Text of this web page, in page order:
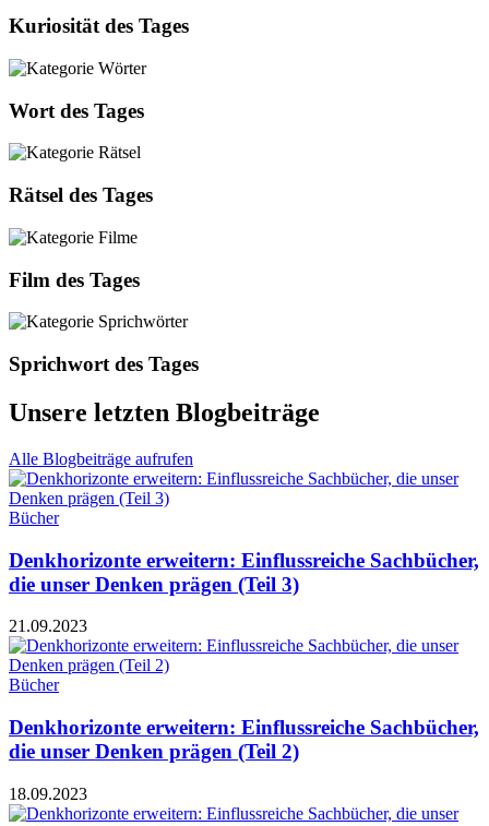
Kuriosität des Tages
Wort des Tages
Rätsel des Tages
Film des Tages
Sprichwort des Tages
Unsere letzten Blogbeiträge
Alle Blogbeiträge aufrufen
Bücher
Denkhorizonte erweitern: Einflussreiche Sachbücher,
die unser Denken prägen (Teil 3)
21.09.2023
Bücher
Denkhorizonte erweitern: Einflussreiche Sachbücher,
die unser Denken prägen (Teil 2)
18.09.2023